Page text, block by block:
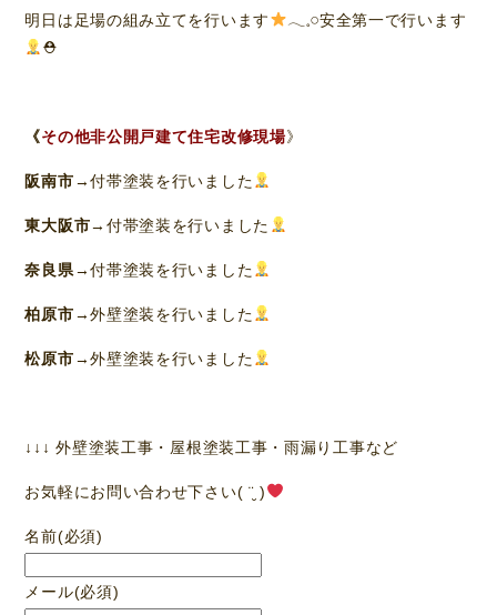
明日は足場の組み立てを行います
𓂃𓈒𓏸︎︎︎︎安全第一で行います
⛑
《その他非公開戸建て住宅改修現場》
阪南市→付帯塗装を行いました
東大阪市→付帯塗装を行いました
奈良県→付帯塗装を行いました
柏原市→外壁塗装を行いました
松原市→外壁塗装を行いました
↓↓↓ 外壁塗装工事・屋根塗装工事・雨漏り工事など
お気軽にお問い合わせ下さい( ¨̮ )
名前(必須)
メール(必須)